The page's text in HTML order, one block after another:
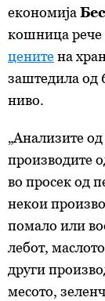
економија
кошница рече
ценитена
заштедила од
ниво.
„Анализите
производите
во просек од
некои
помало или
лебот,
други
месото,